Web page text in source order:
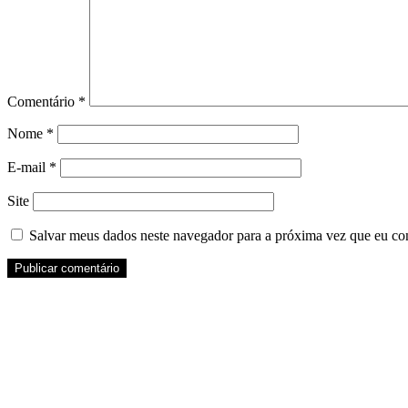
Comentário *
Nome *
E-mail *
Site
Salvar meus dados neste navegador para a próxima vez que eu